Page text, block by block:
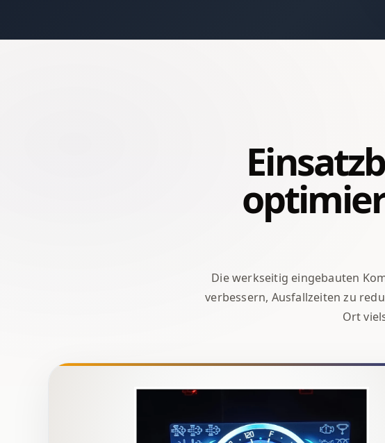
Die werkseitig eingebauten
verbessern, Ausfallzeiten zu
Ort